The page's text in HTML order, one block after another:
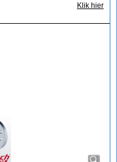
Klik hier